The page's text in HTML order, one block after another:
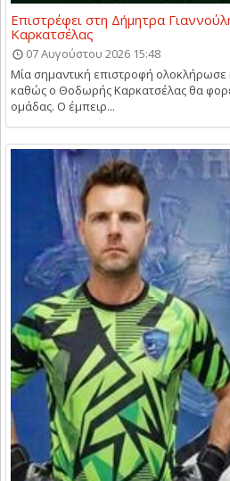
Επιστρέφει στη Δήμητρα
Καρκατσέλας
07 Αυγούστου 2026 15:48
Μία σημαντική επιστροφή ολοκλήρωσε
καθώς ο Θοδωρής Καρκατσέλας θα
ομάδας. Ο έμπειρ...